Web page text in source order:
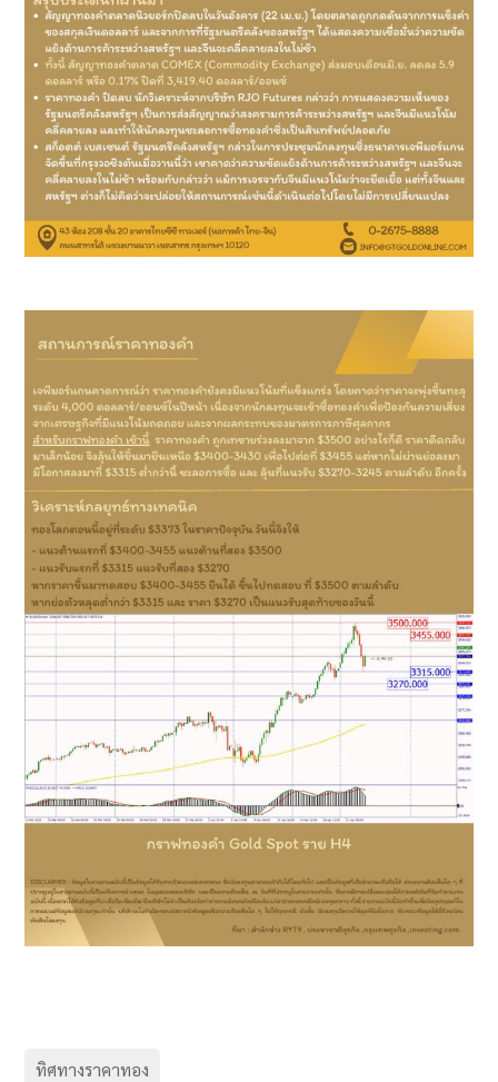
ทิศทางราคาทอง